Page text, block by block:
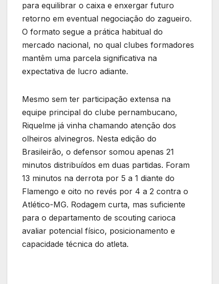
para equilibrar o caixa e enxergar futuro
retorno em eventual negociação do zagueiro.
O formato segue a prática habitual do
mercado nacional, no qual clubes formadores
mantêm uma parcela significativa na
expectativa de lucro adiante.
Mesmo sem ter participação extensa na
equipe principal do clube pernambucano,
Riquelme já vinha chamando atenção dos
olheiros alvinegros. Nesta edição do
Brasileirão, o defensor somou apenas 21
minutos distribuídos em duas partidas. Foram
13 minutos na derrota por 5 a 1 diante do
Flamengo e oito no revés por 4 a 2 contra o
Atlético-MG. Rodagem curta, mas suficiente
para o departamento de scouting carioca
avaliar potencial físico, posicionamento e
capacidade técnica do atleta.